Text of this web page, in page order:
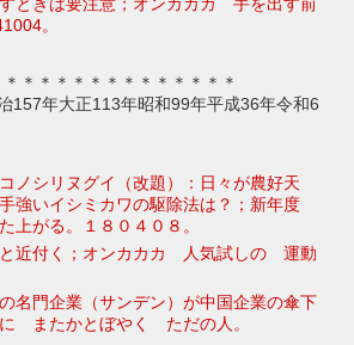
。
＊＊＊＊＊＊＊＊＊＊＊＊＊
157年大正113年昭和99年平成36年令和6
ノシリヌグイ（改題）：日々が農好天
強いイシミカワの駆除法は？；新年度
がる。１８０４０８。
近付く；オンカカカ 人気試しの 運動
名門企業（サンデン）が中国企業の傘下
またかとぼやく ただの人。